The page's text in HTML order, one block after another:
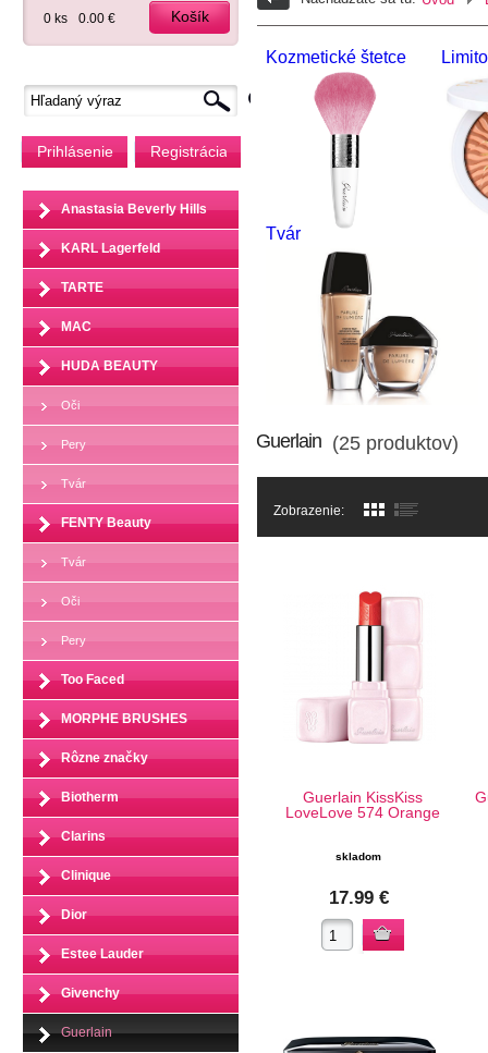
0 ks 0.00 € Košík
Prihlásenie Registrácia
Anastasia Beverly Hills
KARL Lagerfeld
TARTE
MAC
HUDA BEAUTY
Oči
Pery
Tvár
FENTY Beauty
Tvár
Oči
Pery
Too Faced
MORPHE BRUSHES
Rôzne značky
Biotherm
Clarins
Clinique
Dior
Estee Lauder
Givenchy
Guerlain
Kozmetické štetce
Tvár
Guerlain (25 produktov)
Zobrazenie:
Guerlain KissKiss
LoveLove 574 Orange
skladom
17.99 €